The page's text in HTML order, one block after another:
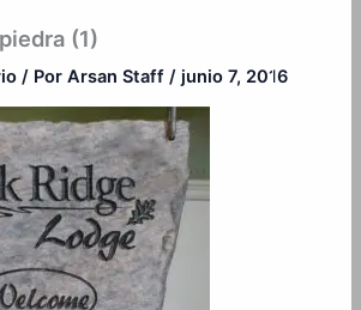
(1)
/ PorArsan Staff/ junio 7, 2016